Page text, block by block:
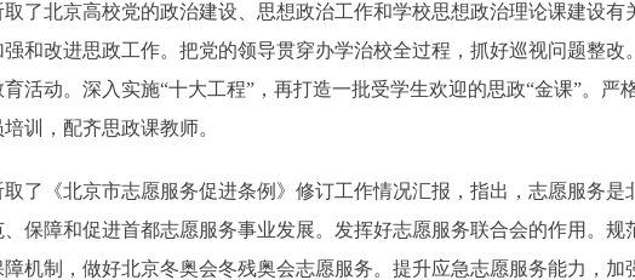
北京高校党的政治建设、思想政治工作和学校思想政治理论课建设有
和改进思政工作。把党的领导贯穿办学治校全过程，抓好巡视问题整
活动。深入实施“十大工程”，再打造一批受学生欢迎的思政“金课”。严
训，配齐思政课教师。
《北京市志愿服务促进条例》修订工作情况汇报，指出，志愿服务是
保障和促进首都志愿服务事业发展。发挥好志愿服务联合会的作用。
障机制，做好北京冬奥会冬残奥会志愿服务。提升应急志愿服务能力，